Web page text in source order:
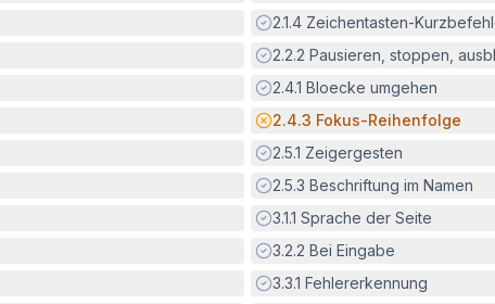
Erfüllt:
2.1.4 Zeichentasten-
Erfüllt:
2.2.2 Pausieren, stoppen,
Erfüllt:
2.4.1 Bloecke umgehen
Potenzielle Barriere:
2.4.3 Fokus-Reihenfolge
Erfüllt:
2.5.1 Zeigergesten
Erfüllt:
2.5.3 Beschriftung im Namen
Erfüllt:
3.1.1 Sprache der Seite
Erfüllt:
3.2.2 Bei Eingabe
Erfüllt:
3.3.1 Fehlererkennung